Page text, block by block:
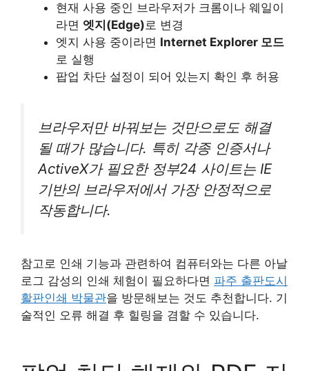
현재 사용 중인 브라우저가 크롬이나 웨일이
라면 엣지(Edge)로 변경
엣지 사용 중이라면 Internet Explorer 모드
로 실행
팝업 차단 설정이 되어 있는지 확인 후 허용
브라우저만 바꿔보는 것만으로도 해결
될 때가 많습니다. 특히 각종 인증서나
ActiveX가 필요한 정부24 사이트는 IE
기반의 브라우저에서 가장 안정적으로
작동합니다.
참고로 인쇄 기능과 관련하여 컴퓨터와는 다른 아날
로그 감성의 인쇄 체험이 필요하다면 파주 출판도시
활판인쇄 박물관을 방문해보는 것도 추천합니다. 기
술적인 오류 해결 후 힐링을 겸할 수 있습니다.